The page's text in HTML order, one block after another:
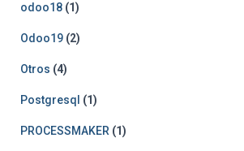
odoo18 (1)
Odoo19 (2)
Otros (4)
Postgresql (1)
PROCESSMAKER (1)